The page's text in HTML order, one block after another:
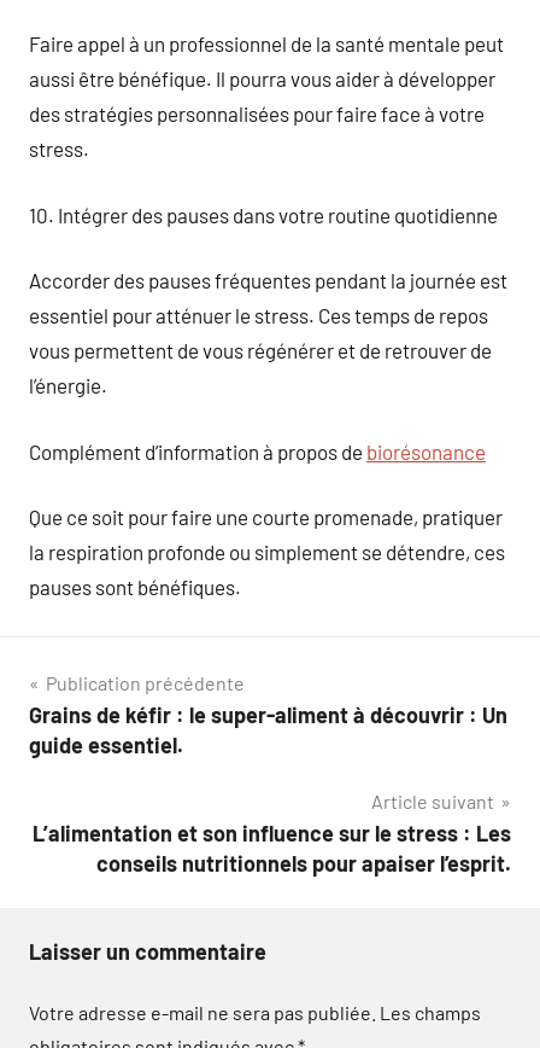
Faire appel à un professionnel de la santé mentale peut
aussi être bénéfique. Il pourra vous aider à développer
des stratégies personnalisées pour faire face à votre
stress.
10. Intégrer des pauses dans votre routine quotidienne
Accorder des pauses fréquentes pendant la journée est
essentiel pour atténuer le stress. Ces temps de repos
vous permettent de vous régénérer et de retrouver de
l’énergie.
Complément d’information à propos de biorésonance
Que ce soit pour faire une courte promenade, pratiquer
la respiration profonde ou simplement se détendre, ces
pauses sont bénéfiques.
Navigation
de
Publication précédente
Grains de kéfir : le super-aliment à découvrir : Un
guide essentiel.
Article suivant
L’alimentation et son influence sur le stress : Les
conseils nutritionnels pour apaiser l’esprit.
Laisser un commentaire
Votre adresse e-mail ne sera pas publiée. Les champs